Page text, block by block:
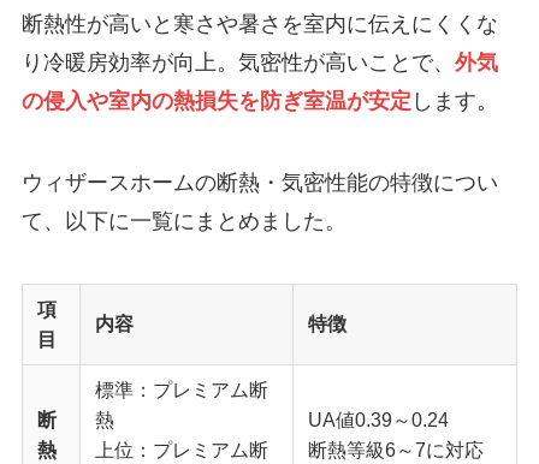
断熱性が高いと寒さや暑さを室内に伝えにくくな
り冷暖房効率が向上。気密性が高いことで、 外気
の侵入や室内の熱損失を防ぎ室温が安定 します。
ウィザースホームの断熱・気密性能の特徴につい
て、以下に一覧にまとめました。
項
目
内容 特徴
断
熱
標準：プレミアム断
熱
上位：プレミアム断
UA値0.39～0.24
断熱等級6～7に対応